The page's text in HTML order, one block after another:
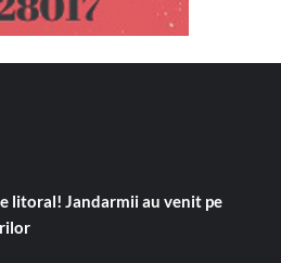
litoral! Jandarmii au venit pe